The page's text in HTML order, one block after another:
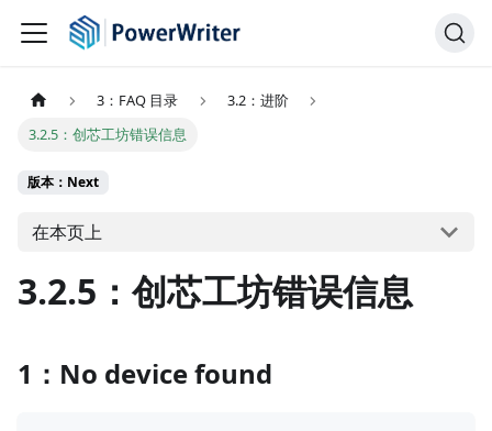
3：FAQ 目录
3.2：进阶
3.2.5：创芯工坊错误信息
版本：Next
在本页上
3.2.5：创芯工坊错误信息
1：No device found